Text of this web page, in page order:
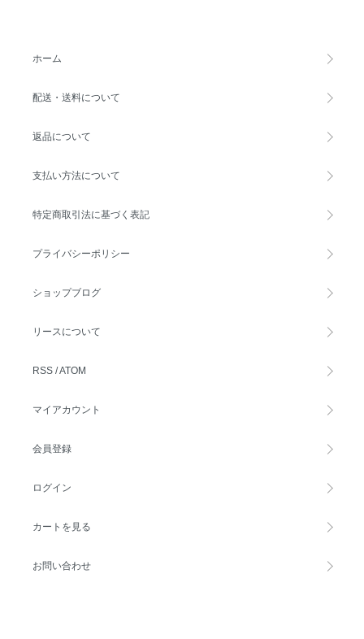
ホーム
配送・送料について
返品について
支払い方法について
特定商取引法に基づく表記
プライバシーポリシー
ショップブログ
リースについて
RSS /ATOM
マイアカウント
会員登録
ログイン
カートを見る
お問い合わせ